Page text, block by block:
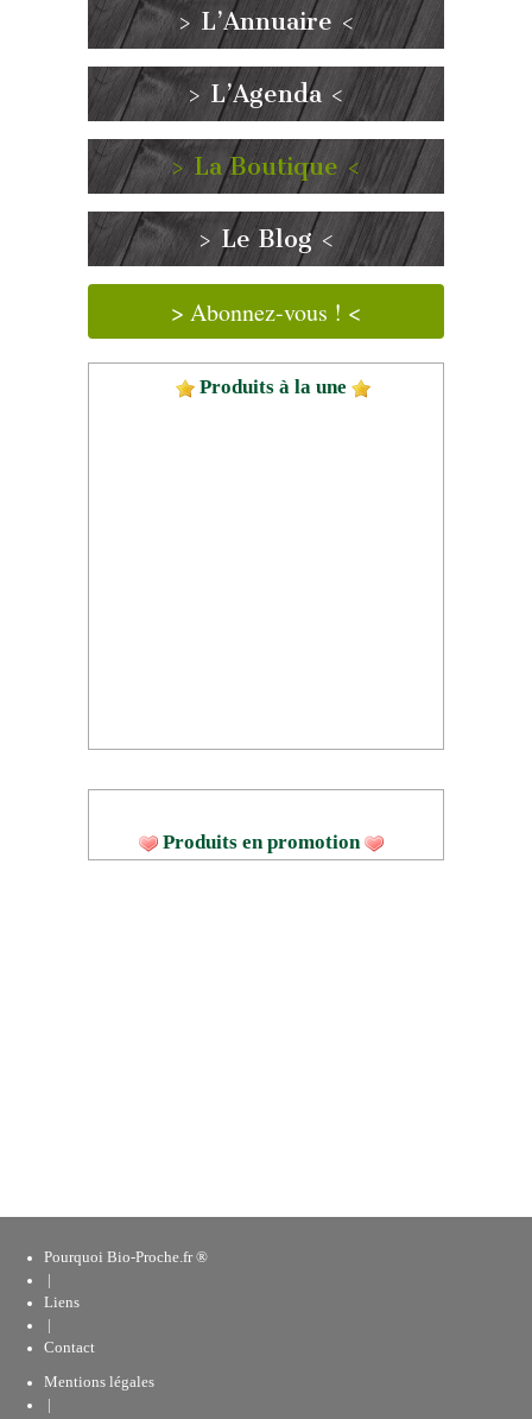
> L’Annuaire <
> L’Agenda <
> La Boutique <
> Le Blog <
> Abonnez-vous ! <
Produits à la une
Produits en promotion
Pourquoi Bio-Proche.fr ®
Liens
Contact
Mentions légales